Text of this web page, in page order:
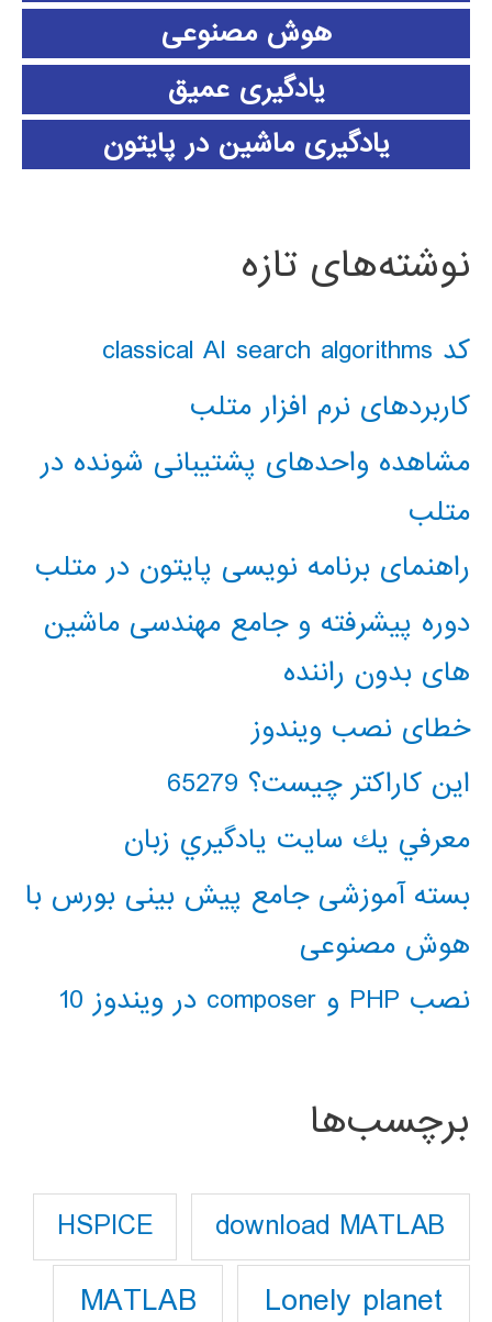
هوش مصنوعی
یادگیری عمیق
یادگیری ماشین در پایتون
نوشته‌های تازه
کد classical AI search algorithms
کاربردهای نرم افزار متلب
مشاهده واحدهای پشتیبانی شونده در
متلب
راهنمای برنامه نویسی پایتون در متلب
دوره پیشرفته و جامع مهندسی ماشین
های بدون راننده
خطای نصب ویندوز
این کاراکتر چیست؟ 65279
معرفي يك سايت يادگيري زبان
بسته آموزشی جامع پیش بینی بورس با
هوش مصنوعی
نصب PHP و composer در ویندوز 10
برچسب‌ها
download MATLAB
HSPICE
Lonely planet
MATLAB